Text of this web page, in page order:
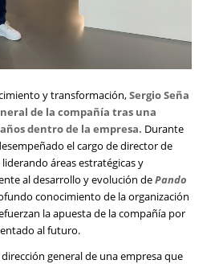
y transformación,Sergio Seña
de la compañía tras una
dentro de la empresa. Durante
el cargo de director de
áreas estratégicas y
al desarrollo y evolución dePando
conocimiento de la organización
la apuesta de la compañía por
al futuro.
general de una empresa que